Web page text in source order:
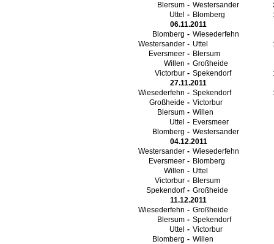
Blersum - Westersander
Uttel - Blomberg
06.11.2011
Blomberg - Wiesederfehn
Westersander - Uttel
Eversmeer - Blersum
Willen - Großheide
Victorbur - Spekendorf
27.11.2011
Wiesederfehn - Spekendorf
Großheide - Victorbur
Blersum - Willen
Uttel - Eversmeer
Blomberg - Westersander
04.12.2011
Westersander - Wiesederfehn
Eversmeer - Blomberg
Willen - Uttel
Victorbur - Blersum
Spekendorf - Großheide
11.12.2011
Wiesederfehn - Großheide
Blersum - Spekendorf
Uttel - Victorbur
Blomberg - Willen